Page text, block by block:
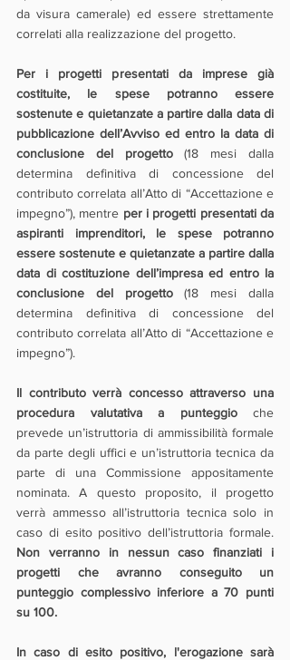
da visura camerale) ed essere strettamente
correlati alla realizzazione del progetto.
Per i progetti presentati da imprese già
costituite, le spese potranno essere
sostenute e quietanzate a partire dalla data di
pubblicazione dell’Avviso ed entro la data di
conclusione del progetto (18 mesi dalla
determina definitiva di concessione del
contributo correlata all’Atto di “Accettazione e
impegno”), mentre per i progetti presentati da
aspiranti imprenditori, le spese potranno
essere sostenute e quietanzate a partire dalla
data di costituzione dell’impresa ed entro la
conclusione del progetto (18 mesi dalla
determina definitiva di concessione del
contributo correlata all’Atto di “Accettazione e
impegno”).
Il contributo verrà concesso attraverso una
procedura valutativa a punteggio che
prevede un’istruttoria di ammissibilità formale
da parte degli uffici e un’istruttoria tecnica da
parte di una Commissione appositamente
nominata. A questo proposito, il progetto
verrà ammesso all’istruttoria tecnica solo in
Non verranno in nessun caso finanziati i
progetti che avranno conseguito un
punteggio complessivo inferiore a 70 punti
su 100.
In caso di esito positivo, l'erogazione sarà